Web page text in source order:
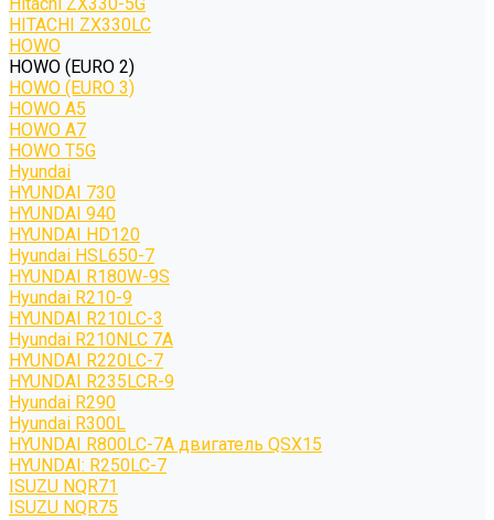
HITACHI ZX330LC
HOWO
HOWO (EURO 2)
HOWO (EURO 3)
HOWO A5
HOWO A7
HOWO T5G
Hyundai
HYUNDAI 730
HYUNDAI 940
HYUNDAI HD120
Hyundai HSL650-7
HYUNDAI R180W-9S
Hyundai R210-9
HYUNDAI R210LC-3
Hyundai R210NLC 7A
HYUNDAI R220LC-7
HYUNDAI R235LCR-9
Hyundai R290
Hyundai R300L
HYUNDAI R800LC-7A двигатель QSX15
HYUNDAI: R250LC-7
ISUZU NQR71
ISUZU NQR75